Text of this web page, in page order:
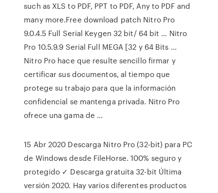
such as XLS to PDF, PPT to PDF, Any to PDF and
many more.Free download patch Nitro Pro
9.0.4.5 Full Serial Keygen 32 bit/ 64 bit … Nitro
Pro 10.5.9.9 Serial Full MEGA [32 y 64 Bits ...
Nitro Pro hace que resulte sencillo firmar y
certificar sus documentos, al tiempo que
protege su trabajo para que la información
confidencial se mantenga privada. Nitro Pro
ofrece una gama de …
15 Abr 2020 Descarga Nitro Pro (32-bit) para PC
de Windows desde FileHorse. 100% seguro y
protegido ✓ Descarga gratuita 32-bit Última
versión 2020. Hay varios diferentes productos